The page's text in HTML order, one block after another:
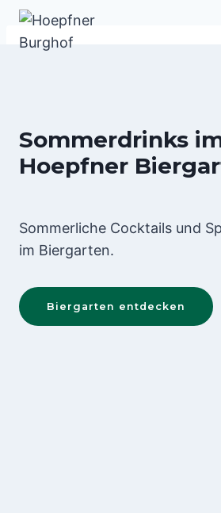
Zum
springen
Sommerdrinks
Hoepfner
Sommerliche Cocktails und
im Biergarten.
Biergarten entdecken